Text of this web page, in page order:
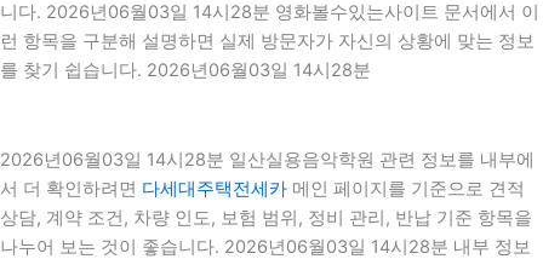
니다. 2026년06월03일 14시28분 영화볼수있는사이트 문서에서 이
런 항목을 구분해 설명하면 실제 방문자가 자신의 상황에 맞는 정보
를 찾기 쉽습니다. 2026년06월03일 14시28분
2026년06월03일 14시28분 일산실용음악학원 관련 정보를 내부에
서 더 확인하려면 다세대주택전세카 메인 페이지를 기준으로 견적
상담, 계약 조건, 차량 인도, 보험 범위, 정비 관리, 반납 기준 항목을
나누어 보는 것이 좋습니다. 2026년06월03일 14시28분 내부 정보